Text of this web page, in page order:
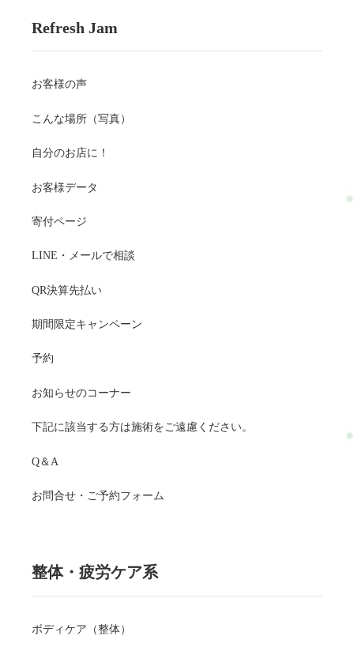
Refresh Jam
お客様の声
こんな場所（写真）
自分のお店に！
お客様データ
寄付ページ
LINE・メールで相談
QR決算先払い
期間限定キャンペーン
予約
お知らせのコーナー
下記に該当する方は施術をご遠慮ください。
Q＆A
お問合せ・ご予約フォーム
整体・疲労ケア系
ボディケア（整体）